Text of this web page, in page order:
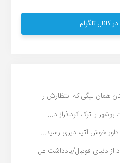
کانال تلگرام
همان لیگی که انتظارش را ...
بوشهر را ترک کرد!فراز د...
داور خوش آتیه دیری رسید...
از دنیای فوتبال/یادداشت عل...